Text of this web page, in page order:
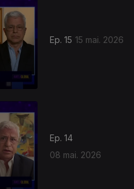
Ep. 15 15 mai. 2026
Ep. 14
08 mai. 2026